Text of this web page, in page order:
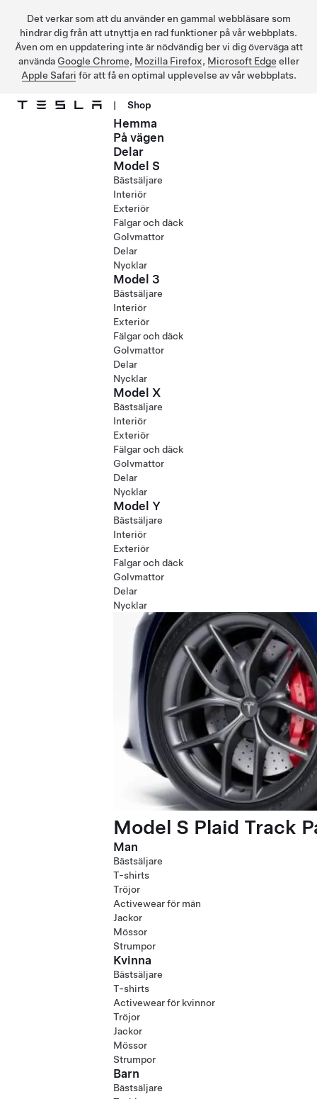
Det verkar som att du använder en gammal webbläsare som
hindrar dig från att utnyttja en rad funktioner på vår webbplats.
Även om en uppdatering inte är nödvändig ber vi dig överväga att
använda Google Chrome, Mozilla Firefox, Microsoft Edge eller
Apple Safari för att få en optimal upplevelse av vår webbplats.
| Shop
Hemma
På vägen
Delar
Model S
Bästsäljare
Interiör
Exteriör
Fälgar och däck
Golvmattor
Delar
Nycklar
Model 3
Bästsäljare
Interiör
Exteriör
Fälgar och däck
Golvmattor
Delar
Nycklar
Model X
Bästsäljare
Interiör
Exteriör
Fälgar och däck
Golvmattor
Delar
Nycklar
Model Y
Bästsäljare
Interiör
Exteriör
Fälgar och däck
Golvmattor
Delar
Nycklar
Model S Plaid Track
Man
Bästsäljare
T-shirts
Tröjor
Activewear för män
Jackor
Mössor
Strumpor
Kvinna
Bästsäljare
T-shirts
Activewear för kvinnor
Tröjor
Jackor
Mössor
Strumpor
Barn
Bästsäljare